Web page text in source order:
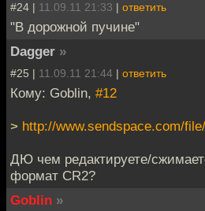
#24 | 11.09.11 21:33 | ответить
"В дорожной пучине"
Dagger »
#25 | 11.09.11 21:44 | ответить
Кому: Goblin, #12
> http://www.sendspace.com/
ДЮ чем редактируете/
формат CR2?
Goblin »